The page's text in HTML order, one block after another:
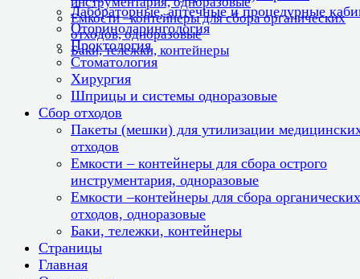
Емкости –контейнеры для сбора органических
отходов, одноразовые
Баки, тележки, контейнеры
Лабораторные, аптечные и процедурные
Оториноларингология
Проктология
Стоматология
Хирургия
Шприцы и системы одноразовые
Сбор отходов
Пакеты (мешки) для утилизации
отходов
Емкости – контейнеры для сбора острого
инструментария, одноразовые
Емкости –контейнеры для сбора органических
отходов, одноразовые
Баки, тележки, контейнеры
Страницы
Главная